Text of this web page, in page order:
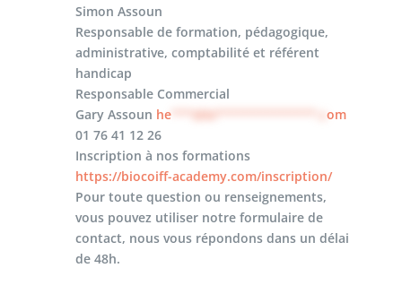
Simon Assoun
Responsable de formation, pédagogique,
administrative, comptabilité et référent
handicap
Responsable Commercial
Gary Assoun he***@bi**************.c om
01 76 41 12 26
Inscription à nos formations
https://biocoiff-academy.com/inscription/
Pour toute question ou renseignements,
vous pouvez utiliser notre formulaire de
contact, nous vous répondons dans un délai
de 48h.